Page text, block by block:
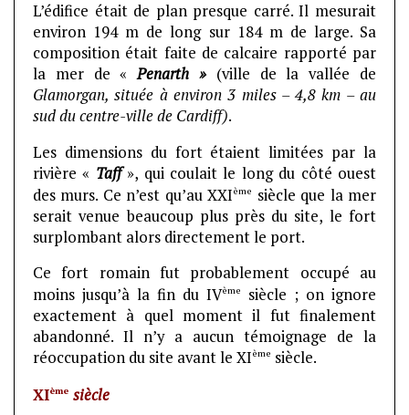
L’édifice était de plan presque carré. Il mesurait
environ 194 m de long sur 184 m de large. Sa
composition était faite de calcaire rapporté par
la mer de «Penarth »(ville de la vallée de
Glamorgan, située à environ 3 miles – 4,8 km – au
sud du centre-ville de Cardiff).
Les dimensions du fort étaient limitées par la
rivière « Taff», qui coulait le long du côté ouest
des murs. Ce n’est qu’au XXIème siècle que la mer
serait venue beaucoup plus près du site, le fort
surplombant alors directement le port.
Ce fort romain fut probablement occupé au
moins jusqu’à la fin du IVème
siècle ; on ignore
exactement à quel moment il fut finalement
abandonné. Il n’y a aucun témoignage de la
réoccupation du site avant le XIème siècle.
XIème siècle